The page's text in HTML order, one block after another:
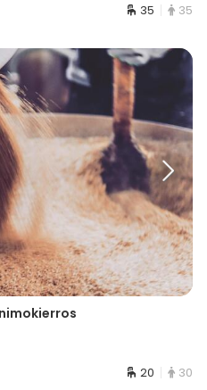
35 35
20 30